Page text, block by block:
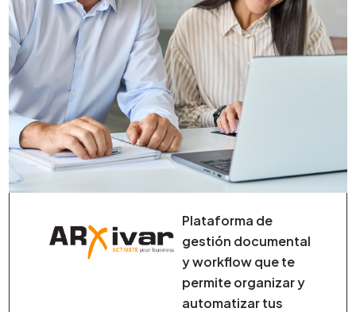
Plataforma de
gestión documental
y workflow que te
permite organizar y
automatizar tus